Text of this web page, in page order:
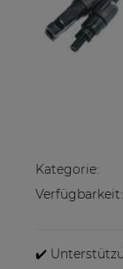
Kategorie:
Verfügbarkeit:
✔️